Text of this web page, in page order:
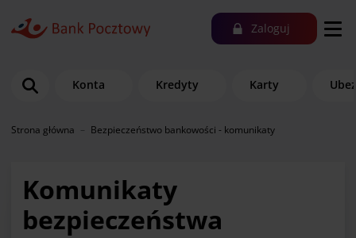
Zaloguj
Konta Kredyty Karty
Strona główna Bezpieczeństwo bankowości - komunikaty
Komunikaty
bezpieczeństwa